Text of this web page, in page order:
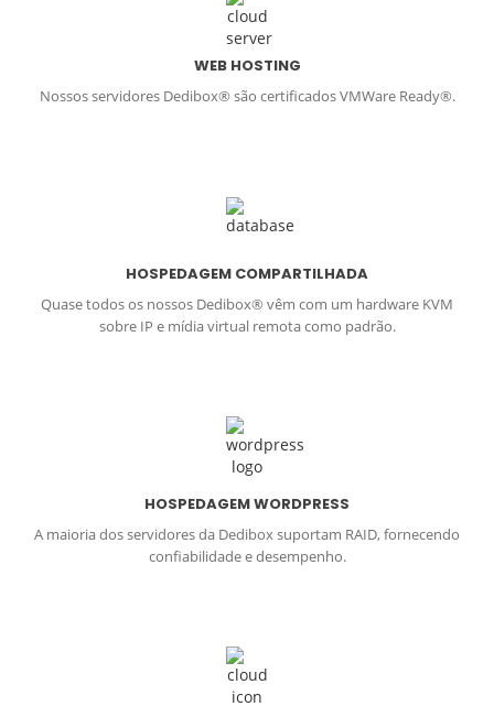
WEB HOSTING
Nossos servidores Dedibox® são certificados VMWare Ready®.
HOSPEDAGEM COMPARTILHADA
Quase todos os nossos Dedibox® vêm com um hardware KVM
sobre IP e mídia virtual remota como padrão.
HOSPEDAGEM WORDPRESS
A maioria dos servidores da Dedibox suportam RAID, fornecendo
confiabilidade e desempenho.